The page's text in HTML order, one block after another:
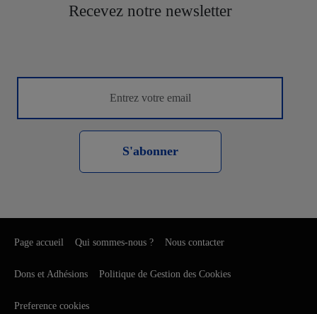
Recevez notre newsletter
S'abonner
Page accueil Qui sommes-nous ? Nous contacter
Dons et Adhésions Politique de Gestion des Cookies
Preference cookies